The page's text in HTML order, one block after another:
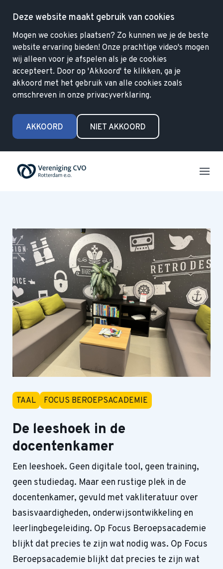
Deze website maakt gebruik van cookies
Mogen we cookies plaatsen? Zo kunnen we je de beste
website ervaring bieden! Onze prachtige video's mogen
wij alleen voor je afspelen als je de cookies
accepteert. Door op 'Akkoord' te klikken, ga je
akkoord met het gebruik van alle cookies zoals
omschreven in onze privacyverklaring.
AKKOORD NIET AKKOORD
TAAL FOCUS BEROEPSACADEMIE
De leeshoek in de
docentenkamer
Een leeshoek. Geen digitale tool, geen training,
geen studiedag. Maar een rustige plek in de
docentenkamer, gevuld met vakliteratuur over
basisvaardigheden, onderwijsontwikkeling en
leerlingbegeleiding. Op Focus Beroepsacademie
blijkt dat precies te zijn wat nodig was. Op Focus
Beroepsacademie blijkt dat precies te zijn wat